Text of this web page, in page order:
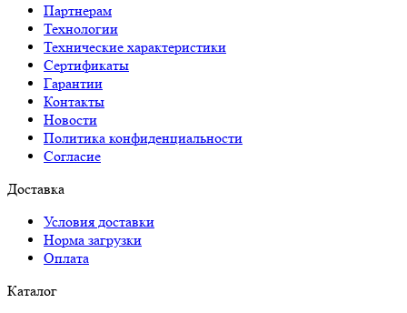
Партнерам
Технологии
Технические характеристики
Сертификаты
Гарантии
Контакты
Новости
Политика конфиденциальности
Согласие
Доставка
Условия доставки
Норма загрузки
Оплата
Каталог